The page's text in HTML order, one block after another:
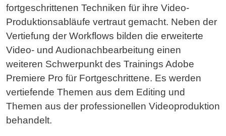
17.02.2027
-19.02.2027
Köln %1.298,29 €*
Buchen
17.02.2027
-19.02.2027
Virtuelles Live Training % 1.298,29 €*
Buchen
fortgeschrittenen Techniken für ihre Video-
Produktionsabläufe vertraut gemacht. Neben der
Vertiefung der Workflows bilden die erweiterte
Video- und Audionachbearbeitung einen
weiteren Schwerpunkt des Trainings Adobe
Premiere Pro für Fortgeschrittene. Es werden
vertiefende Themen aus dem Editing und
Themen aus der professionellen Videoproduktion
behandelt.